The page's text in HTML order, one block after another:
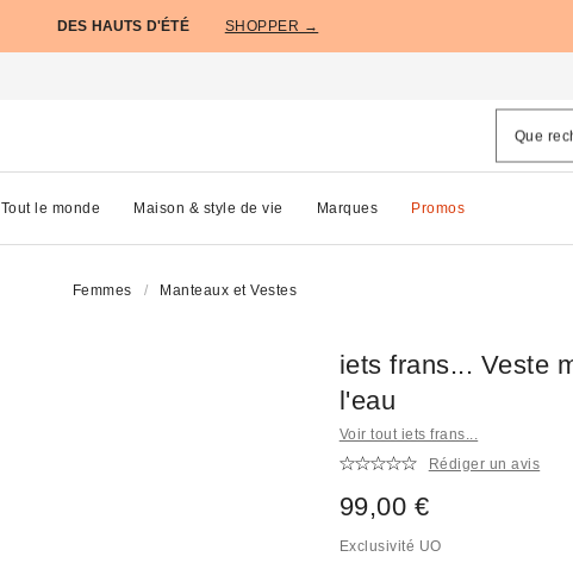
DES HAUTS D'ÉTÉ SHOPPER →
Tout le monde Maison & style de vie Marques Promos
Femmes Manteaux et Vestes
iets frans... Veste
l'eau
Voir tout iets frans...
Rédiger un avis
99,00 €
Exclusivité UO